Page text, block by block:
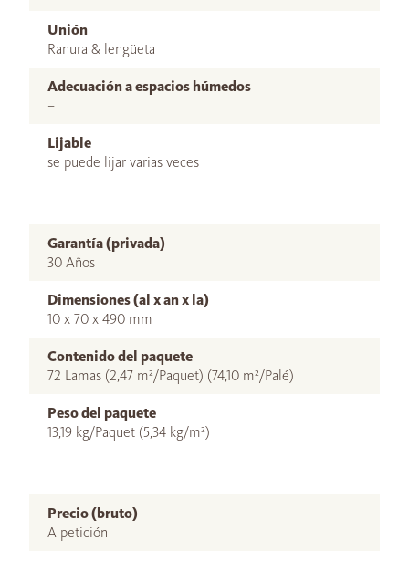
Unión
Ranura & lengüeta
Adecuación a espacios húmedos
–
Lijable
se puede lijar varias veces
Garantía (privada)
30 Años
Dimensiones (al x an x la)
10 x 70 x 490 mm
Contenido del paquete
72 Lamas (2,47 m²/Paquet) (74,10 m²/Palé)
Peso del paquete
13,19 kg/Paquet (5,34 kg/m²)
Precio (bruto)
A petición